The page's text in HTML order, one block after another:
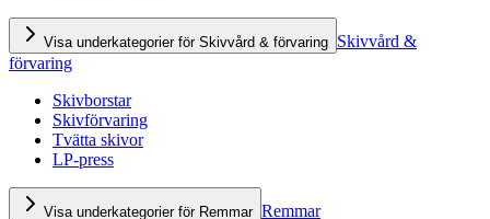
Visa underkategorier för Skivvård & förvaring Skivvård &
förvaring
Skivborstar
Skivförvaring
Tvätta skivor
LP-press
Visa underkategorier för Remmar Remmar